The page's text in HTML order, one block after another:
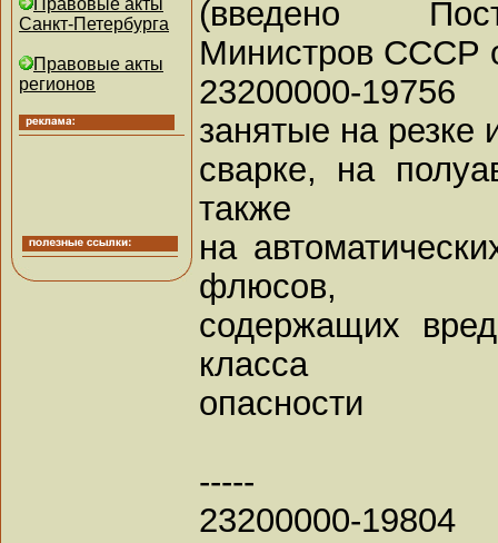
Правовые акты
Санкт-Петербурга
Правовые акты
регионов
(введено
Министров СССР
23200000-
занятые на резке
сварке, на
также
на
флюсов,
содержащих
класса
опасности
-----
23200000-